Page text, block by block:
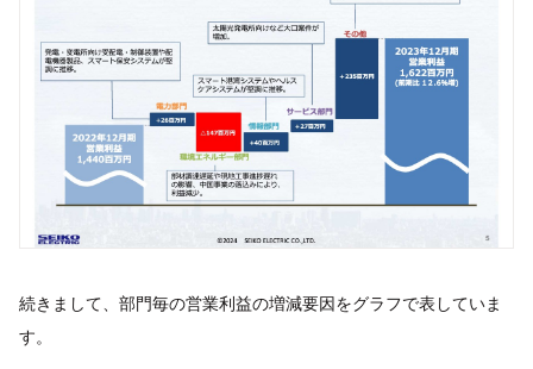
続きまして、部門毎の営業利益の増減要因をグラフで表していま
す。